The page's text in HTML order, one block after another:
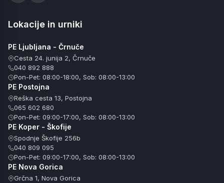
Lokacije in urniki
PE Ljubljana - Črnuče
Cesta 24. junija 2, Črnuče
040 892 888
Pon-Pet: 08:00-18:00, Sob: 08:00-13:00
PE Postojna
Reška cesta 13, Postojna
065 602 680
Pon-Pet: 09:00-17:00, Sob: 08:00-13:00
PE Koper - Škofije
Spodnje Škofije 256b
040 809 095
Pon-Pet: 09:00-17:00, Sob: 08:00-13:00
PE Nova Gorica
Grčna 1, Nova Gorica